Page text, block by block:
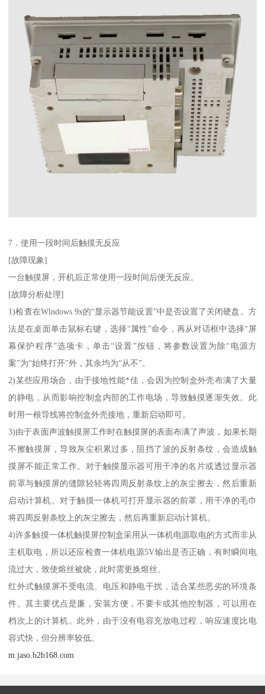
7．使用一段时间后触摸无反应
[故障现象]
一台触摸屏，开机后正常使用一段时间后便无反应。
[故障分析处理]
1)检查在Wlndows 9x的“显示器节能设置”中是否设置了关闭硬盘。方
法是在桌面单击鼠标右键，选择“属性”命令，再从对话框中选择“屏
幕保护程序”选项卡，单击“设置”按钮，将参数设置为除“电源方
案”为“始终打开”外，其余均为“从不”。
2)某些应用场合，由于接地性能*佳，会因为控制盒外壳布满了大量
的静电，从而影响控制盒内部的工作电场，导致触摸逐渐失效。此
时用一根导线将控制盒外壳接地，重新启动即可。
3)由于表面声波触摸屏工作时在触摸屏的表面布满了声波，如果长期
不擦触摸屏，导致灰尘积累过多，阻挡了波的反射条纹，会造成触
摸屏不能正常工作。对于触摸显示器可用干净的名片或透过显示器
前罩与触摸屏的缝隙轻轻将四周反射条纹上的灰尘擦去，然后重新
启动计算机。对于触摸一体机可打开显示器的前罩，用干净的毛巾
将四周反射条纹上的灰尘擦去，然后再重新启动计算机。
4)许多触摸一体机触摸屏控制盒采用从一体机电源取电的方式而非从
主机取电，所以还应检查一体机电源5V输出是否正确，有时瞬间电
流过大，致使熔丝被烧，此时需更换熔丝。
红外式触摸屏不受电流、电压和静电干扰，适合某些恶劣的环境条
件。其主要优点是廉，安装方便，不要卡或其他控制器，可以用在
档次上的计算机。此外，由于没有电容充放电过程，响应速度比电
容式快，但分辨率较低。
m.jaso.b2b168.com